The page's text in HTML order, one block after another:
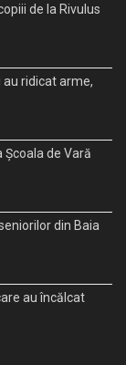
de la Rivulus
au ridicat arme,
de Vară
din Baia
au încălcat